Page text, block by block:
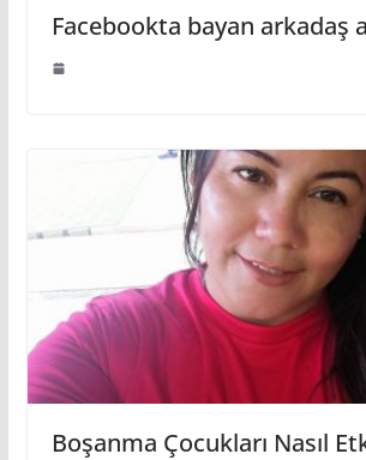
Facebookta bayan arkadaş
Boşanma Çocukları Nasıl